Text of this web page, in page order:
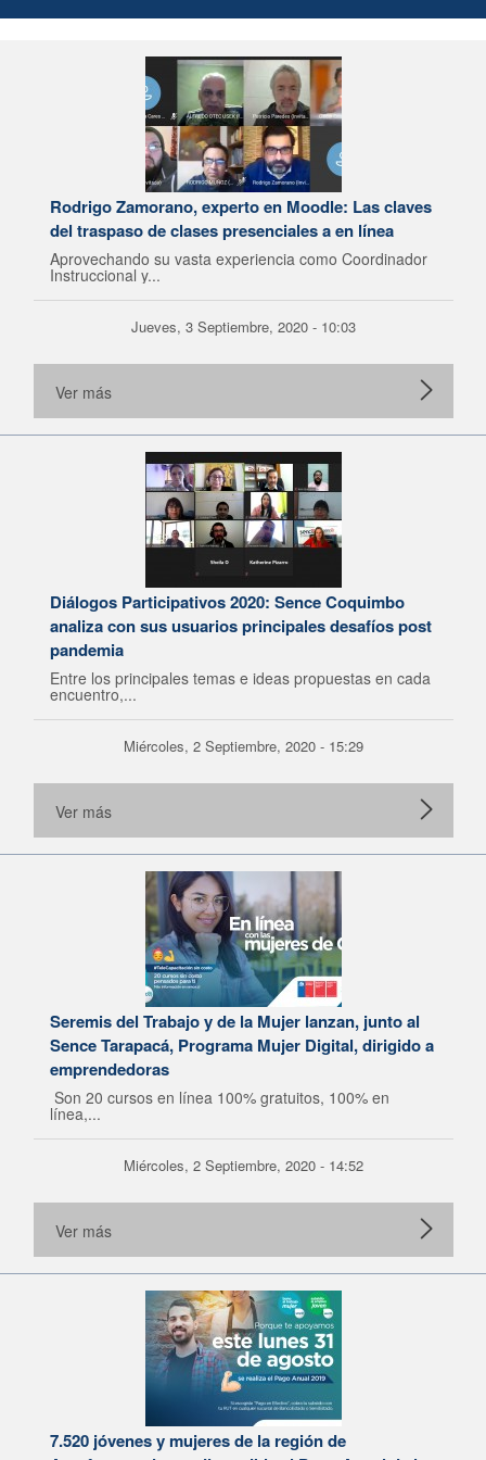
Rodrigo Zamorano, experto en Moodle: Las claves
del traspaso de clases presenciales a en línea
Aprovechando su vasta experiencia como Coordinador
Instruccional y...
Jueves, 3 Septiembre, 2020 - 10:03
Ver más
Diálogos Participativos 2020: Sence Coquimbo
analiza con sus usuarios principales desafíos post
pandemia
Entre los principales temas e ideas propuestas en cada
encuentro,...
Miércoles, 2 Septiembre, 2020 - 15:29
Ver más
Seremis del Trabajo y de la Mujer lanzan, junto al
Sence Tarapacá, Programa Mujer Digital, dirigido a
emprendedoras
Son 20 cursos en línea 100% gratuitos, 100% en
línea,...
Miércoles, 2 Septiembre, 2020 - 14:52
Ver más
7.520 jóvenes y mujeres de la región de